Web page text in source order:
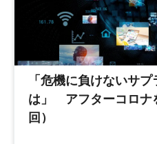
「危機に負けないサ
は」 アフターコロナ
回）